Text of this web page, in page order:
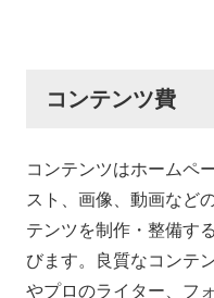
コンテンツ費
コンテンツはホームペ
スト、画像、動画など
テンツを制作・整備す
びます。良質なコンテ
やプロのライター、フ